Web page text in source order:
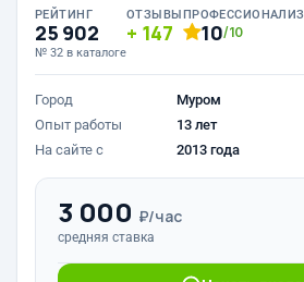
РЕЙТИНГ
25 902
№ 32 в каталоге
ОТЗЫВЫ
147 10/10
Город
Муром
Опыт работы
13 лет
На сайте с
2013 года
3 000 ₽/час
средняя ставка